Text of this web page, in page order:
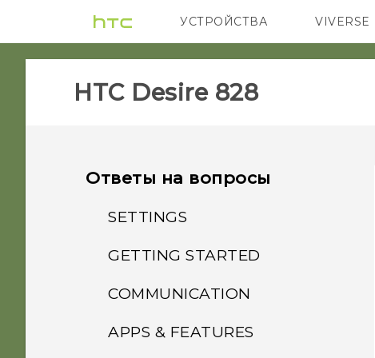
УСТРОЙСТВА
5G СМАРТФОНЫ
VIVERSE
HTC Desire 828‎
Ответы на вопросы
SETTINGS
При снятии блокировки
сообщение «Функции
больше не активны». Что
GETTING STARTED
Что изменилось в
BlinkFeed?
COMMUNICATION
Как отображать
APPS & FEATURES